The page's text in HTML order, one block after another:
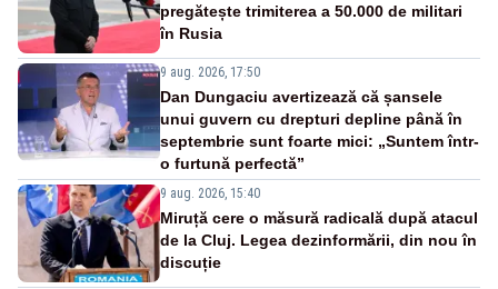
pregătește trimiterea a 50.000 de militari
în Rusia
9 aug. 2026, 17:50
Dan Dungaciu avertizează că șansele
unui guvern cu drepturi depline până în
septembrie sunt foarte mici: „Suntem într-
o furtună perfectă”
9 aug. 2026, 15:40
Miruță cere o măsură radicală după atacul
de la Cluj. Legea dezinformării, din nou în
discuție